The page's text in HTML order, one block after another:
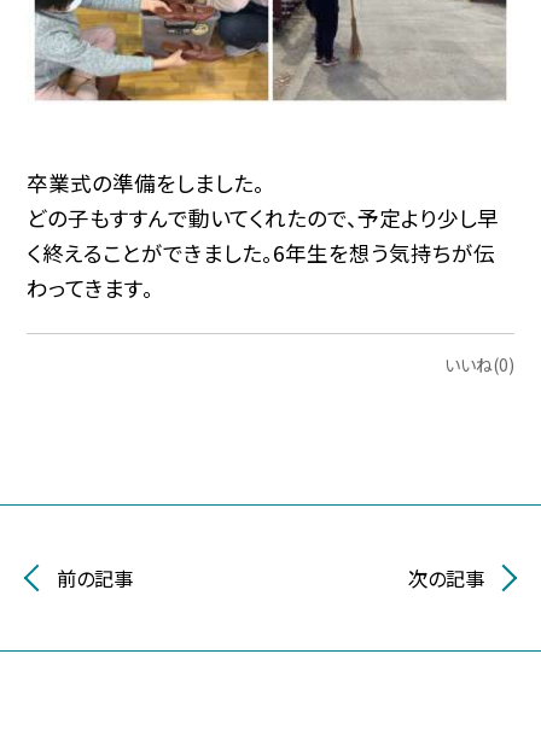
卒業式の準備をしました。
どの子もすすんで動いてくれたので、予定より少し早
く終えることができました。6年生を想う気持ちが伝
わってきます。
いいね(0)
前の記事 次の記事